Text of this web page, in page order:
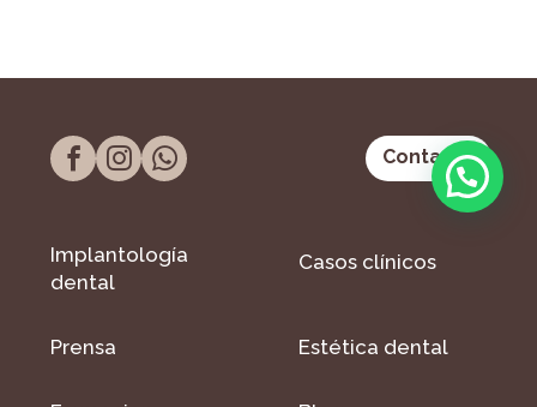
Contacto
Implantología
dental
Casos clínicos
Prensa Estética dental